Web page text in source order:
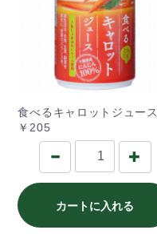
食べるキャロットジュース
￥205
カートに入れる